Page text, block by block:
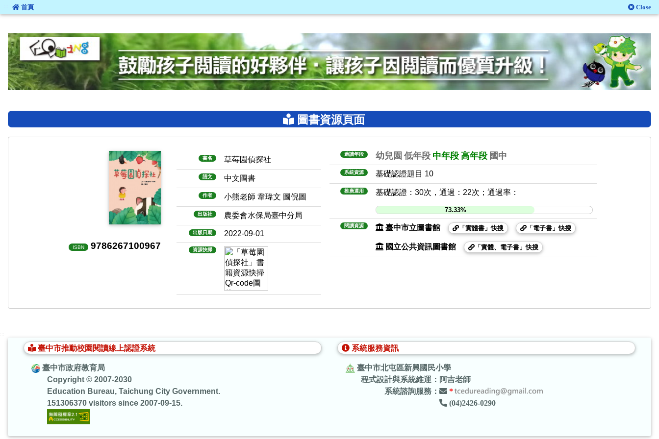
::: 首頁 Close
圖書資源頁面
ISBN 9786267100967
書名 草莓園偵探社
語文 中文圖書
作者 小熊老師 韋瑋文 圖倪圖
出版社 農委會水保局臺中分局
出版日期 2022-09-01
資源快掃
適讀年段 幼兒園 低年段 中年段 高年段 國中
系統資源 基礎認證題目 10
推廣運用 基礎認證：30次，通過：22次；通過率：
73.33%
閱讀資源 臺中市立圖書館 「實體書」快搜 「電子書」快搜
國立公共資訊圖書館 「實體、電子書」快搜
臺中市推動校園閱讀線上認證系統
臺中市政府教育局
Copyright © 2007-2030
Education Bureau, Taichung City Government.
151306370 visitors since 2007-09-15.
系統服務資訊
臺中市北屯區新興國民小學
程式設計與系統維運：阿吉老師
系統諮詢服務：
*
(04)2426-0290